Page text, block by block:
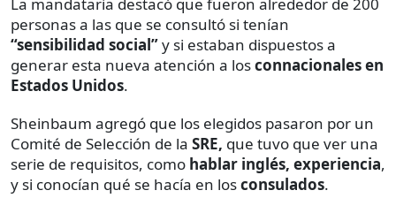
La mandataria destacó que fueron alrededor de 200
personas a las que se consultó si tenían
“sensibilidad social”y si estaban dispuestos a
generar esta nueva atención a losconnacionales en
Estados Unidos.
Sheinbaum agregó que los elegidos pasaron por un
Comité de Selección de la SRE, que tuvo que ver una
serie de requisitos, como hablar inglés, experiencia,
y si conocían qué se hacía en losconsulados.